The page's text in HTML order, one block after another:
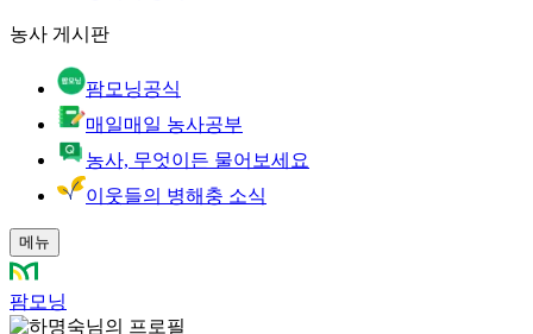
농사 게시판
팜모닝공식
매일매일 농사공부
농사, 무엇이든 물어보세요
이웃들의 병해충 소식
메뉴
팜모닝